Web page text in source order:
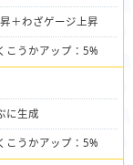
＋わざゲージ上昇
こうかアップ：5%
に生成
こうかアップ：5%